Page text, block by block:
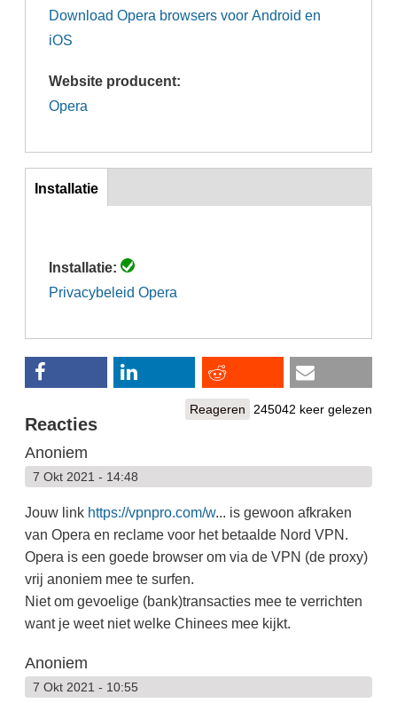
Download Opera browsers voor Android en
iOS
Website producent:
Opera
Inst
Installatie
Installatie:
Privacybeleid Opera
Reageren 245042 keer gelezen
Reacties
Anoniem
7 Okt 2021 - 14:48
Jouw link https://vpnpro.com/w... is gewoon afkraken
van Opera en reclame voor het betaalde Nord VPN.
Opera is een goede browser om via de VPN (de proxy)
vrij anoniem mee te surfen.
Niet om gevoelige (bank)transacties mee te verrichten
want je weet niet welke Chinees mee kijkt.
Anoniem
7 Okt 2021 - 10:55